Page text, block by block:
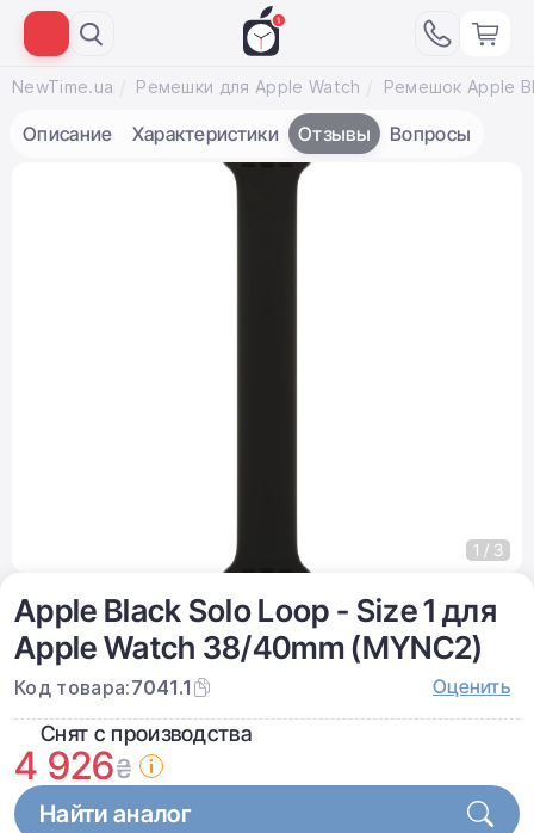
NewTime.ua Ремешки для Apple Watch
Описание Характеристики Отзывы Вопросы
Apple Black Solo Loop - Size 1 для
Apple Watch 38/40mm (MYNC2)
Код товара:7041.1 Оценить
Снят с производства
4 926₴
Найти аналог
1 / 3